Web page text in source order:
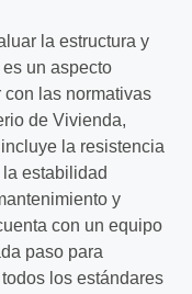
la estructura y
es un aspecto
las normativas
de Vivienda,
la resistencia
estabilidad
y
con un equipo
paso para
los estándares